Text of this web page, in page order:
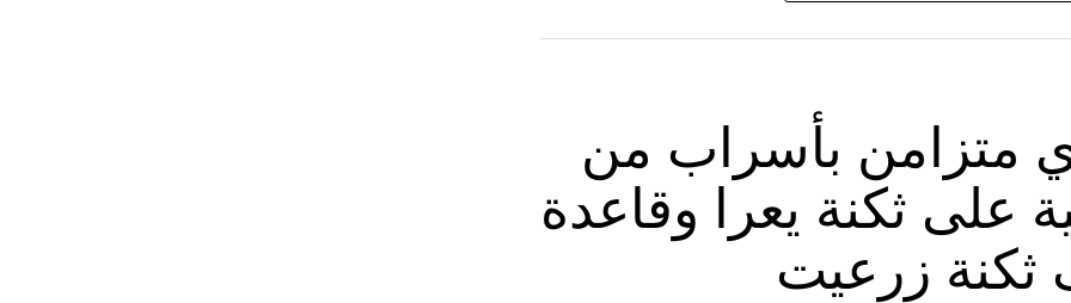
منشأة عسكرية تحمل اسم “عماد 4″، نسبة الى القائد العسكري في “الحزب” عماد مغنية الذي
متزامن بأسراب من
على ثكنة يعرا وقاعدة
زرعيت